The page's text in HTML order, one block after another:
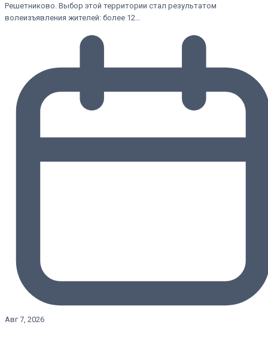
Решетниково. Выбор этой территории стал результатом
волеизъявления жителей: более 12…
Авг 7, 2026